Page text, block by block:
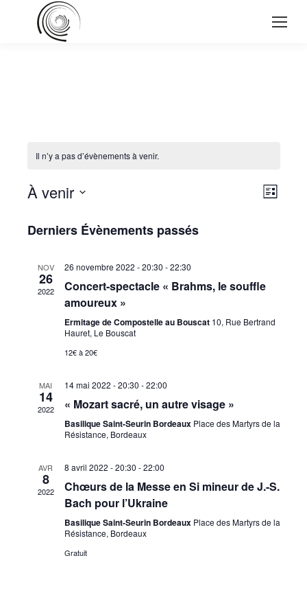
Il n’y a pas d’évènements à venir.
Liste
À venir
une
Derniers Évènements passés
NOV
26
2022
26 novembre 2022 - 20:30 -22:30
Concert-spectacle « Brahms, le souffle
amoureux »
Ermitage de Compostelle au Bouscat 10, Rue Bertrand
Hauret, Le Bouscat
12€ à 20€
MAI
14
2022
14 mai 2022 - 20:30 -22:00
« Mozart sacré, un autre visage »
Basilique Saint-Seurin Bordeaux Place des Martyrs de la
Résistance, Bordeaux
AVR
8
2022
8 avril 2022 - 20:30 -22:00
Chœurs de la Messe en Si mineur de J.-S.
Bach pour l’Ukraine
Basilique Saint-Seurin Bordeaux Place des Martyrs de la
Résistance, Bordeaux
Gratuit